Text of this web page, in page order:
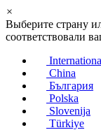
×
Выберите страну
соответствовали
China
България
Polska
Slovenija
Türkiye